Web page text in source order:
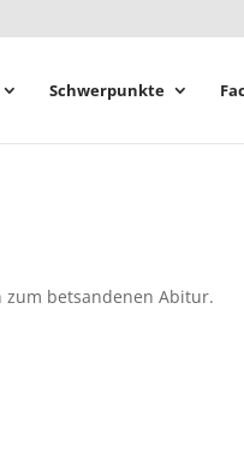
Schwerpunkte
betsandenen Abitur.